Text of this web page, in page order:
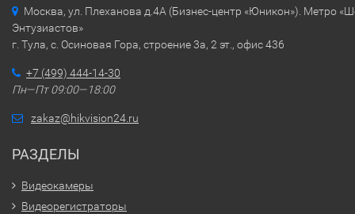
Москва, ул. Плеханова д.4А (Бизнес-центр «Юникон»). Метро
Энтузиастов»
г. Тула, с. Осиновая Гора, строение 3а, 2 эт., офис 436
+7 (499) 444-14-30
Пн—Пт 09:00—18:00
zakaz@hikvision24.ru
РАЗДЕЛЫ
Видеокамеры
Видеорегистраторы